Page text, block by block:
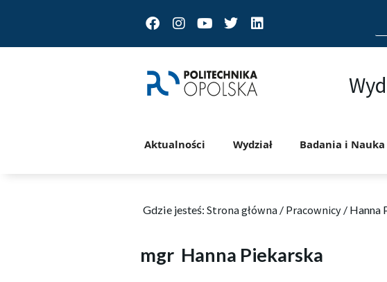
FacebookInstagram
Youtube
TwitterLinkedin
Aktualności Wydział Badania i Nauka
Gdzie jesteś: Strona główna / Pracownicy/ Hanna
mgr Hanna Piekarska